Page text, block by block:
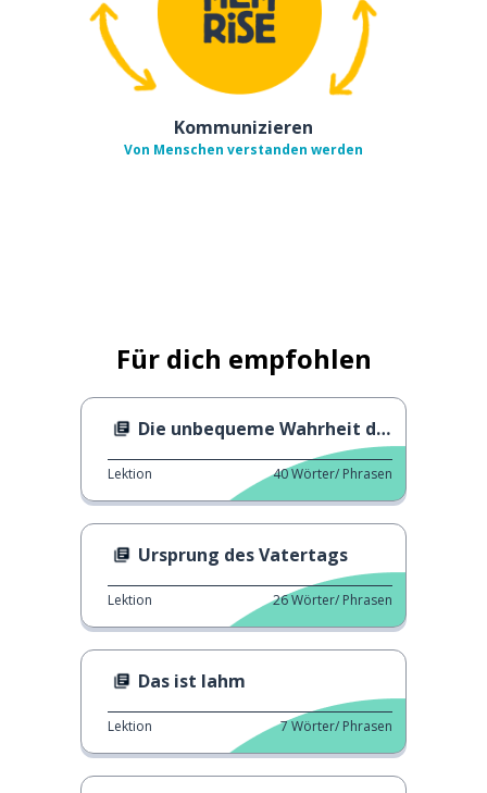
Kommunizieren
Von Menschen verstanden werden
Für dich empfohlen
Die unbequeme Wahrheit des Weltfrauentags
Lektion 40Wörter/ Phrasen
Ursprung des Vatertags
Lektion 26Wörter/ Phrasen
Das ist lahm
Lektion 7Wörter/ Phrasen